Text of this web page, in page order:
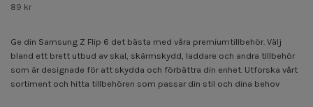
89 kr
Ge din Samsung Z Flip 6 det bästa med våra premiumtillbehör. Välj
bland ett brett utbud av skal, skärmskydd, laddare och andra tillbehör
som är designade för att skydda och förbättra din enhet. Utforska vårt
sortiment och hitta tillbehören som passar din stil och dina behov